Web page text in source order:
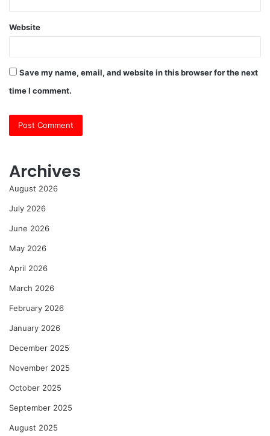
Website
Save my name, email, and website in this browser for the next
time I comment.
Archives
August 2026
July 2026
June 2026
May 2026
April 2026
March 2026
February 2026
January 2026
December 2025
November 2025
October 2025
September 2025
August 2025